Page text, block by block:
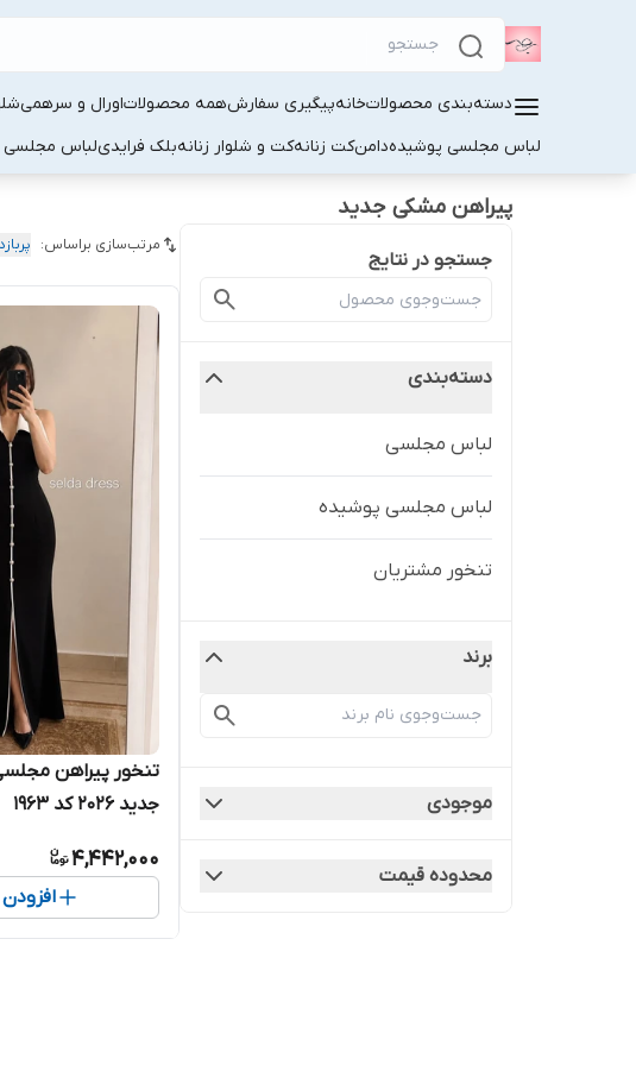
دسته‌بندی محصولاتخانهپیگیری سفارشهمه محصولاتاورال و سرهمی
لباس مجلسی پوشیدهدامنکت زنانهکت و شلوار زنانهبلک فرایدیلباس مجلسی
پیراهن مشکی جدید
جستجو در نتایج
دسته‌بندی
لباس مجلسی
لباس مجلسی پوشیده
تنخور مشتریان
برند
موجودی
محدوده قیمت
مرتب‌سازی براساس:
تنخور پیراهن
جدید ۲۰۲۶ کد ۱۹۶۳
4,442,000